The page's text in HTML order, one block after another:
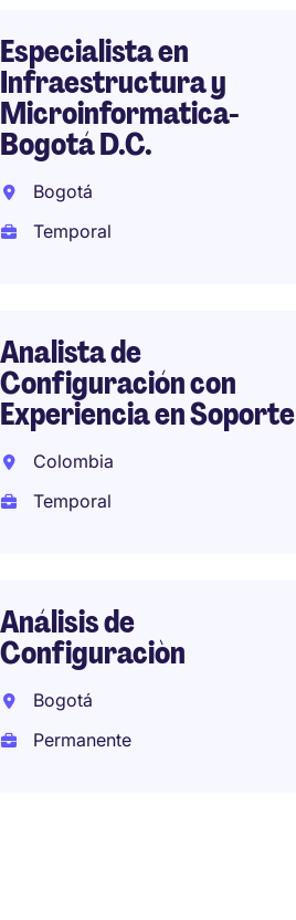
Especialista en
Infraestructura y
Microinformatica-
Bogotá D.C.
Bogotá
Temporal
Analista de
Configuración con
Experiencia en Soporte
Colombia
Temporal
Análisis de
Configuraciòn
Bogotá
Permanente